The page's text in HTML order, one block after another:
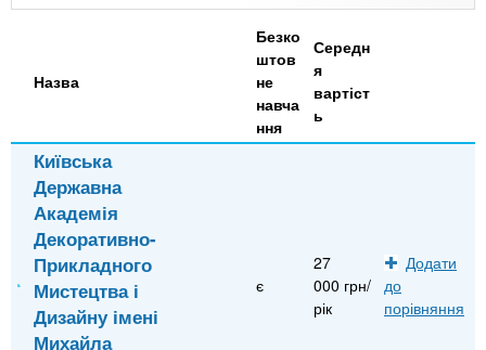
Назва
Безко
штов
не
навча
ння
Середн
я
вартіст
ь
Київська
Державна
Академія
Декоративно-
Прикладного
Мистецтва і
Дизайну імені
Михайла
є
27
000 грн/
рік
Додати
до
порівняння